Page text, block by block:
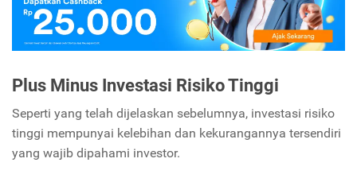
Plus Minus Investasi Risiko Tinggi
Seperti yang telah dijelaskan sebelumnya, investasi risiko
tinggi mempunyai kelebihan dan kekurangannya tersendiri
yang wajib dipahami investor.